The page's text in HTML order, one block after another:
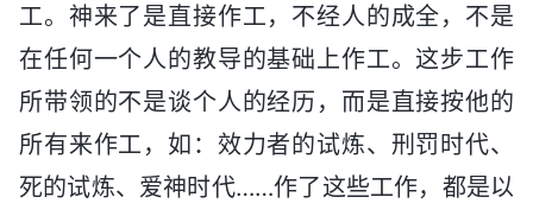
工。神来了是直接作工，不经人的成全，不是
在任何一个人的教导的基础上作工。这步工作
所带领的不是谈个人的经历，而是直接按他的
所有来作工，如：效力者的试炼、刑罚时代、
死的试炼、爱神时代……作了这些工作，都是以